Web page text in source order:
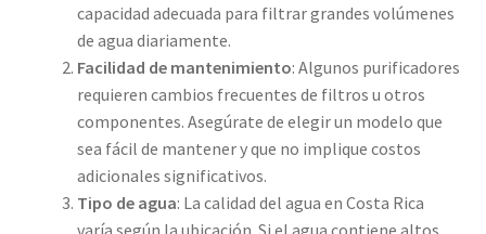
capacidad adecuada para filtrar grandes volúmenes
de agua diariamente.
Facilidad de mantenimiento: Algunos purificadores
requieren cambios frecuentes de filtros u otros
componentes. Asegúrate de elegir un modelo que
sea fácil de mantener y que no implique costos
adicionales significativos.
Tipo de agua: La calidad del agua en Costa Rica
varía según la ubicación. Si el agua contiene altos